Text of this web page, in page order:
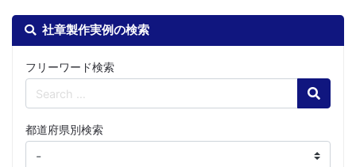
社章製作実例の検索
フリーワード検索
Search
都道府県別検索